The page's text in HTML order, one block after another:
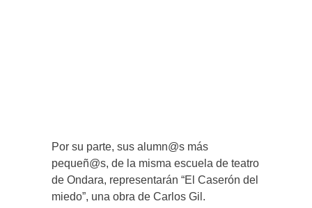
Por su parte, sus alumn@s más
pequeñ@s, de la misma escuela de teatro
de Ondara, representarán “El Caserón del
miedo”, una obra de Carlos Gil.